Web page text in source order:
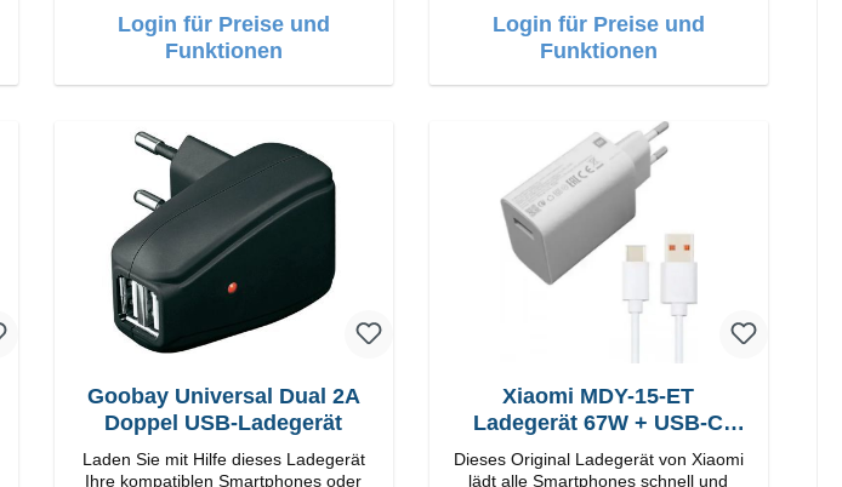
Login für Preise und
Funktionen
Weiss
Login für Preise und
Funktionen
Goobay Universal Dual 2A
Doppel USB-Ladegerät
Laden Sie mit Hilfe dieses Ladegerät
Ihre kompatiblen Smartphones oder
Xiaomi MDY-15-ET
Ladegerät 67W + USB-C
Kabel
Dieses Original Ladegerät von Xiaomi
lädt alle Smartphones schnell und